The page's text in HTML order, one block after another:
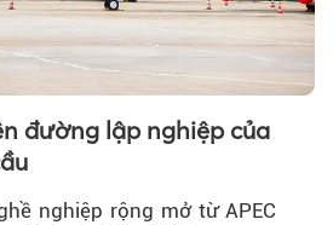
đường lập nghiệp của
nghiệp rộng mở từ APEC